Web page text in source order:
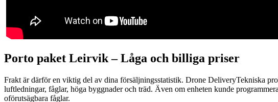
Porto paket Leirvik – Låga och billiga priser
Frakt är därför en viktig del av dina försäljningsstatistik. Drone DeliveryTekniska
luftledningar, fåglar, höga byggnader och träd. Även om enheten kunde
oförutsägbara fåglar.